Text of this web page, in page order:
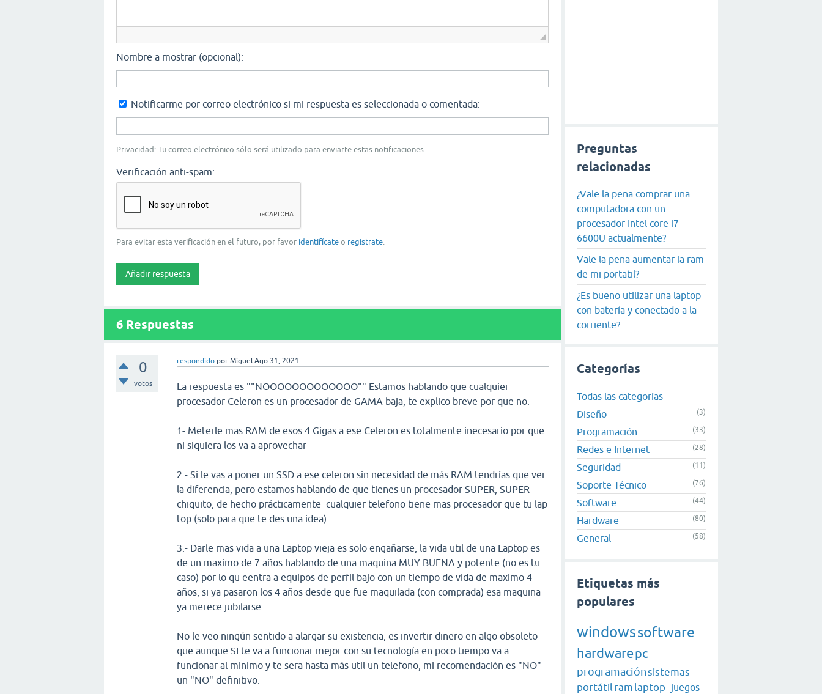
Nombre a mostrar (opcional):
Notificarme por correo electrónico si mi respuesta es seleccionada o comentada:
Privacidad: Tu correo electrónico sólo será utilizado para enviarte estas notificaciones.
Verificación anti-spam:
Para evitar esta verificación en el futuro, por favor identifícate o registrate
6 Respuestas
0
votos
respondido porMiguel Ago 31, 2021
La respuesta es ""NOOOOOOOOOOOOO"" Estamos hablando que cualquier
procesador Celeron es un procesador de GAMA baja, te explico breve por que no.
1- Meterle mas RAM de esos 4 Gigas a ese Celeron es totalmente inecesario por que
ni siquiera los va a aprovechar
2.- Si le vas a poner un SSD a ese celeron sin necesidad de más RAM tendrías que ver
la diferencia, pero estamos hablando de que tienes un procesador SUPER, SUPER
chiquito, de hecho prácticamente cualquier telefono tiene mas procesador que tu lap
top (solo para que te des una idea).
3.- Darle mas vida a una Laptop vieja es solo engañarse, la vida util de una Laptop es
de un maximo de 7 años hablando de una maquina MUY BUENA y potente (no es tu
caso) por lo qu eentra a equipos de perfil bajo con un tiempo de vida de maximo 4
años, si ya pasaron los 4 años desde que fue maquilada (con comprada) esa maquina
ya merece jubilarse.
No le veo ningún sentido a alargar su existencia, es invertir dinero en algo obsoleto
que aunque SI te va a funcionar mejor con su tecnología en poco tiempo va a
funcionar al minimo y te sera hasta más util un telefono, mi recomendación es "NO"
un "NO" definitivo.
Preguntas
relacionadas
¿Vale la pena comprar una
computadora con un
procesador Intel core i7
6600U actualmente?
Vale la pena aumentar la ram
de mi portatil?
¿Es bueno utilizar una laptop
con batería y conectado a la
corriente?
Categorías
Todas las categorías
Diseño
(3)
Programación (33)
Redes e Internet (28)
Seguridad (11)
Soporte Técnico (76)
Software (44)
Hardware (80)
General (58)
Etiquetas más
populares
windowssoftware
hardwarepc
programaciónsistemas
portátil ram laptop-juegos